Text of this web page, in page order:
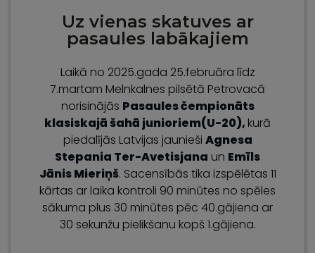
Uz vienas skatuves ar
pasaules labākajiem
Laikā no 2025.gada 25.februāra līdz
7.martam Melnkalnes pilsētā Petrovacā
norisinājās Pasaules čempionāts
klasiskajā šahā junioriem(U-20), kurā
piedalījās Latvijas jaunieši Agnesa
Stepania Ter-Avetisjana un Emīls
Jānis Mieriņš. Sacensībās tika izspēlētas 11
kārtas ar laika kontroli 90 minūtes no spēles
sākuma plus 30 minūtes pēc 40.gājiena ar
30 sekunžu pielikšanu kopš 1.gājiena.